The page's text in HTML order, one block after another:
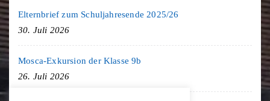
Elternbrief zum Schuljahresende 2025/26
30. Juli 2026
Mosca-Exkursion der Klasse 9b
26. Juli 2026